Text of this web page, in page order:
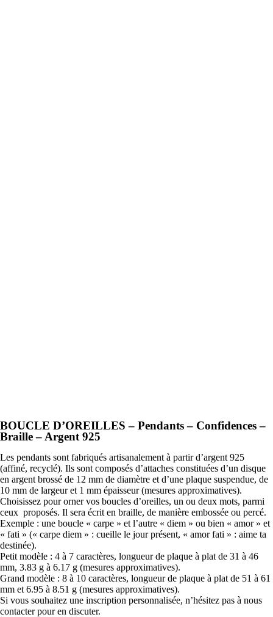
BOUCLE D’OREILLES – Pendants – Confidences –
Braille – Argent 925
Les pendants sont fabriqués artisanalement à partir d’argent 925
(affiné, recyclé). Ils sont composés d’attaches constituées d’un disque
en argent brossé de 12 mm de diamètre et d’une plaque suspendue, de
10 mm de largeur et 1 mm épaisseur (mesures approximatives).
Choisissez pour orner vos boucles d’oreilles, un ou deux mots, parmi
ceux proposés. Il sera écrit en braille, de manière embossée ou percé.
Exemple : une boucle « carpe » et l’autre « diem » ou bien « amor » et
« fati » (« carpe diem » : cueille le jour présent, « amor fati » : aime ta
destinée).
Petit modèle : 4 à 7 caractères, longueur de plaque à plat de 31 à 46
mm, 3.83 g à 6.17 g (mesures approximatives).
Grand modèle : 8 à 10 caractères, longueur de plaque à plat de 51 à 61
mm et 6.95 à 8.51 g (mesures approximatives).
Si vous souhaitez une inscription personnalisée, n’hésitez pas à nous
contacter pour en discuter.